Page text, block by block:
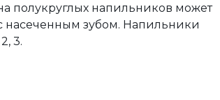
полукруглых напильников может
насеченным зубом. Напильники
3.